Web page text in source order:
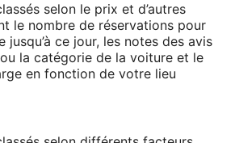
selon le prix et d’autres
le nombre de réservations pour
jusqu’à ce jour, les notes des avis
la catégorie de la voiture et le
en fonction de votre lieu